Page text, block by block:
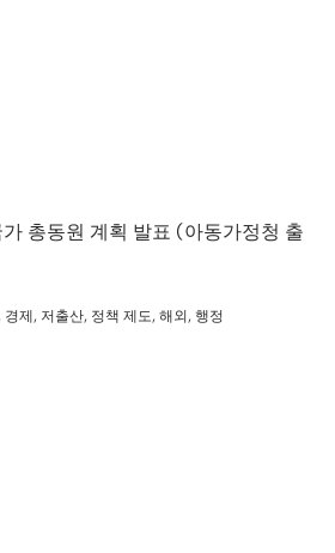
총동원 계획 발표 (아동가정청 출
경제, 저출산, 정책 제도, 해외, 행정